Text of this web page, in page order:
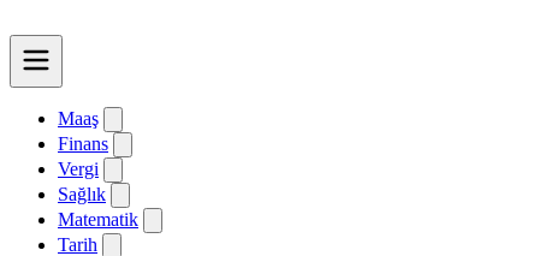
Maaş
Finans
Vergi
Sağlık
Matematik
Tarih